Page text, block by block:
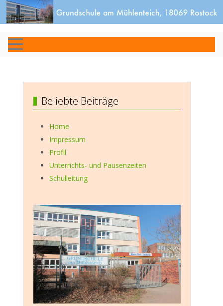
Beliebte Beiträge
Home
Impressum
Profil
Unterrichts- und Pausenzeiten
Schulleitung